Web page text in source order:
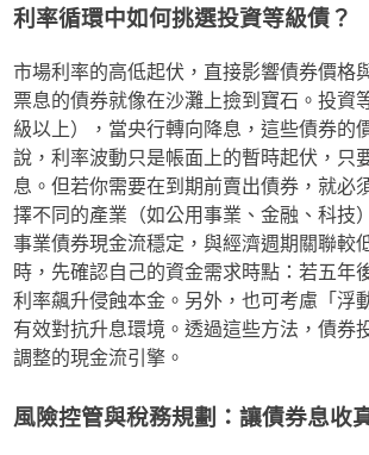
利率循環中如何挑選投資等級債？
市場利率的高低起伏，直接影響債券價格
票息的債券就像在沙灘上撿到寶石。投資
級以上），當央行轉向降息，這些債券的
說，利率波動只是帳面上的暫時起伏，只
息。但若你需要在到期前賣出債券，就
擇不同的產業（如公用事業、金融、科技
事業債券現金流穩定，與經濟週期關聯較
時，先確認自己的資金需求時點：若五
利率飆升侵蝕本金。另外，也可考慮「浮
有效對抗升息環境。透過這些方法，債券
調整的現金流引擎。
風險控管與稅務規劃：讓債券息收